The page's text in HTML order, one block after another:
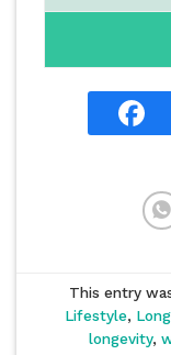
This entry
Lifestyle,
longevity,